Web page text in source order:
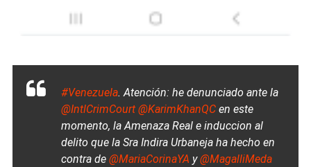
#Venezuela. Atención: he denunciado ante la
@IntlCrimCourt @KarimKhanQCen este
momento, la Amenaza Real e induccion al
delito que la Sra Indira Urbaneja ha hecho en
contra de @MariaCorinaYA y@MagalliMeda